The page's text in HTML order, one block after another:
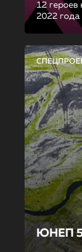
12 героев
2022 года
ЮНЕП